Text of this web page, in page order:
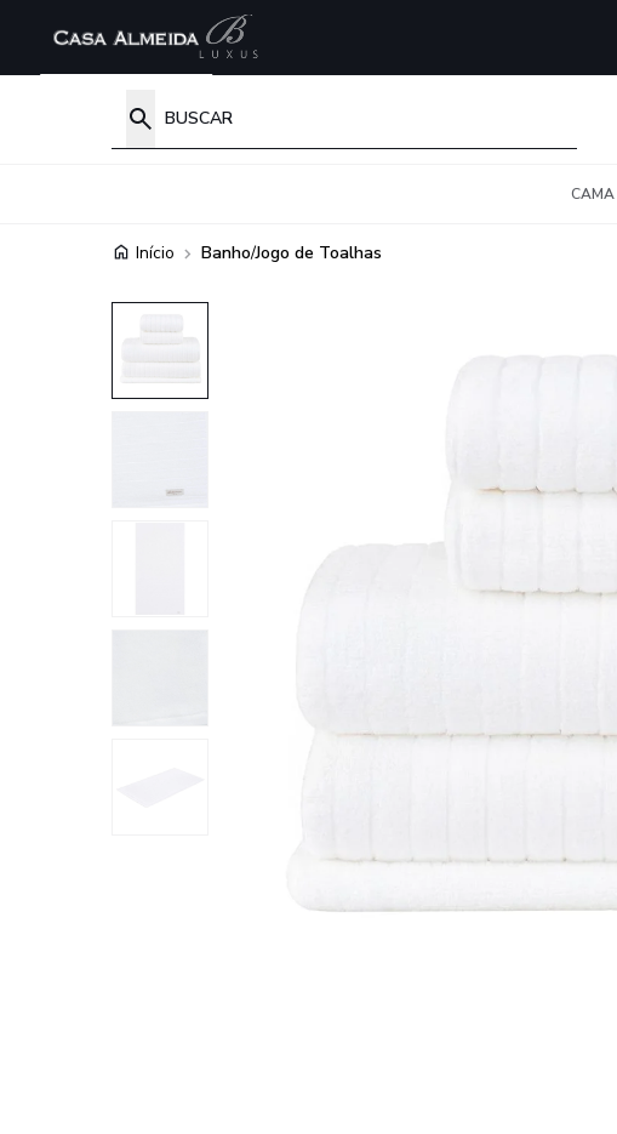
CAMA
Início Banho/Jogo de Toalhas